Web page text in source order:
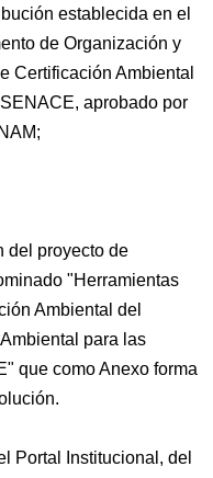
establecida en el
de Organización y
Certificación Ambiental
aprobado por
del proyecto de
"Herramientas
Ambiental del
para las
que como Anexo forma
Portal Institucional, del